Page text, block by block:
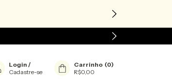
Login /
Cadastre-se
Carrinho (0)
R$0,00